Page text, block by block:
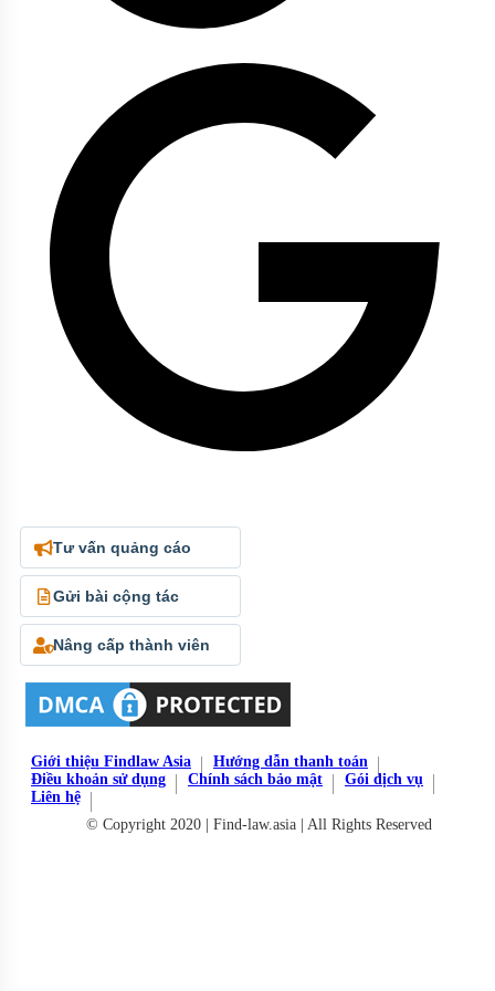
Tư vấn quảng cáo
Gửi bài cộng tác
Nâng cấp thành viên
Giới thiệu Findlaw Asia
Hướng dẫn thanh toán
Điều khoản sử dụng
Chính sách bảo mật
Gói dịch vụ
Liên hệ
© Copyright 2020 | Find-law.asia | All Rights Reserved